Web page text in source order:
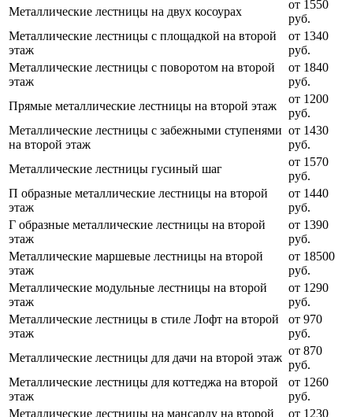
Металлические лестницы на двух косоурах
от 1550
руб.
Металлические лестницы с площадкой на второй
этаж
от 1340
руб.
Металлические лестницы с поворотом на второй
этаж
от 1840
руб.
Прямые металлические лестницы на второй этаж
от 1200
руб.
Металлические лестницы с забежными ступенями
на второй этаж
от 1430
руб.
Металлические лестницы гусиный шаг
от 1570
руб.
П образные металлические лестницы на второй
этаж
от 1440
руб.
Г образные металлические лестницы на второй
этаж
от 1390
руб.
Металлические маршевые лестницы на второй
этаж
от 18500
руб.
Металлические модульные лестницы на второй
этаж
от 1290
руб.
Металлические лестницы в стиле Лофт на второй
этаж
от 970
руб.
Металлические лестницы для дачи на второй этаж
от 870
руб.
Металлические лестницы для коттеджа на второй
этаж
от 1260
руб.
Металлические лестницы на мансарду на второй
от 1230